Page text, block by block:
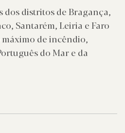
dos distritos de Bragança,
Santarém, Leiria e Faro
de incêndio,
do Mar e da